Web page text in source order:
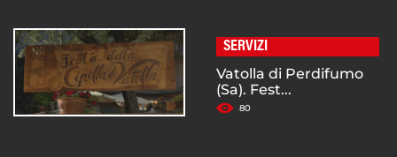
SERVIZI
Vatolla di Perdifumo
(Sa). Fest...
80